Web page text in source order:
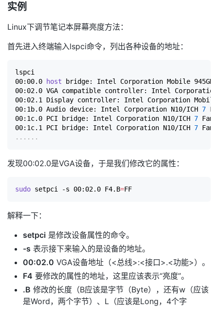
实例
Linux下调节笔记本屏幕亮度方法：
首先进入终端输入lspci命令，列出各种设备的地址：
lspci
00:00.0
host bridge: Intel Corporation Mobile 945GM/
00:02.0 VGA compatible controller: Intel Corporation
00:02.1 Display controller: Intel Corporation Mobile
00:1b.0 Audio device: Intel Corporation N10/ICH 7
00:1c.0 PCI bridge: Intel Corporation N10/ICH 7
00:1c.1 PCI bridge: Intel Corporation N10/ICH 7
.. .. ..
发现00:02.0是VGA设备，于是我们修改它的属性：
sudo setpci -s 00:02.0 F4.B=
解释一下：
setpci 是修改设备属性的命令。
-s 表示接下来输入的是设备的地址。
00:02.0 VGA设备地址（<总线>:<接口>.<功能>）。
F4 要修改的属性的地址，这里应该表示“亮度”。
.B 修改的长度（B应该是字节（Byte），还有w（应该
是Word，两个字节）、L（应该是Long，4个字